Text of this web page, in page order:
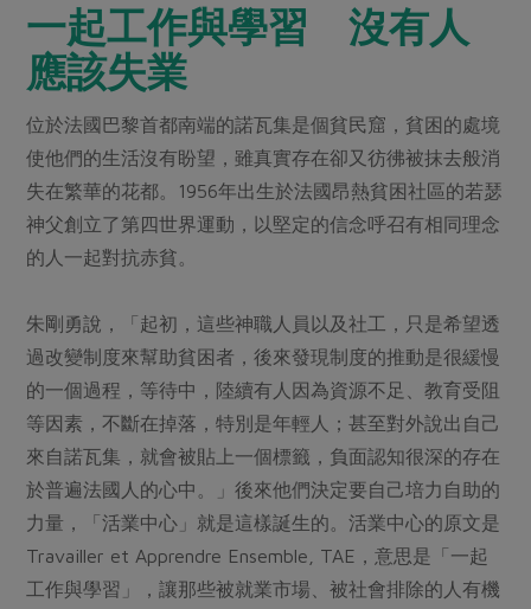
一起工作與學習 沒有人
應該失業
位於法國巴黎首都南端的諾瓦集是個貧民窟，貧困的處境
使他們的生活沒有盼望，雖真實存在卻又彷彿被抹去般消
失在繁華的花都。1956年出生於法國昂熱貧困社區的若瑟
神父創立了第四世界運動，以堅定的信念呼召有相同理念
的人一起對抗赤貧。
朱剛勇說，「起初，這些神職人員以及社工，只是希望透
過改變制度來幫助貧困者，後來發現制度的推動是很緩慢
的一個過程，等待中，陸續有人因為資源不足、教育受阻
等因素，不斷在掉落，特別是年輕人；甚至對外說出自己
來自諾瓦集，就會被貼上一個標籤，負面認知很深的存在
於普遍法國人的心中。」後來他們決定要自己培力自助的
力量，「活業中心」就是這樣誕生的。活業中心的原文是
Travailler et Apprendre Ensemble, TAE，意思是「一起
工作與學習」，讓那些被就業市場、被社會排除的人有機